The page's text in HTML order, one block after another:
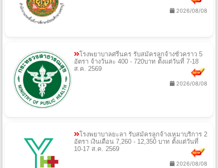
2026/08/08
โรงพยาบาลศรีนคร รับสมัครลูกจ้างชั่วคราว 5
อัตรา จ้างวันละ 400 - 720บาท ตั้งแต่วันที่ 7-18
ส.ค. 2569
2026/08/08
โรงพยาบาลยะลา รับสมัครลูกจ้างเหมาบริการ 2
อัตรา เงินเดือน 7,260 - 12,350 บาท ตั้งแต่วันที่
10-17 ส.ค. 2569
2026/08/08